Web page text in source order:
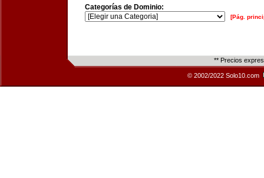
Categorías de Dominio:
[Pág.
** Precios
© 2002/2022 Solo10.com